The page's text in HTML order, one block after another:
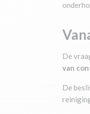
De
van
De